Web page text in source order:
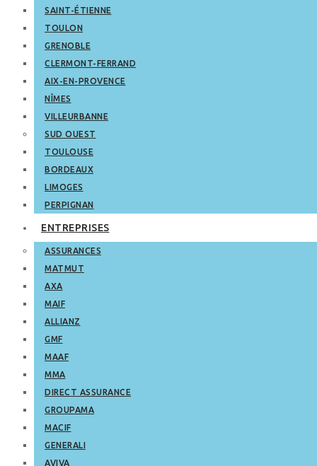
SAINT-ÉTIENNE
TOULON
GRENOBLE
CLERMONT-FERRAND
AIX-EN-PROVENCE
NÎMES
VILLEURBANNE
SUD OUEST
TOULOUSE
BORDEAUX
LIMOGES
PERPIGNAN
ENTREPRISES
ASSURANCES
MATMUT
AXA
MAIF
ALLIANZ
GMF
MAAF
MMA
DIRECT ASSURANCE
GROUPAMA
MACIF
GENERALI
AVIVA